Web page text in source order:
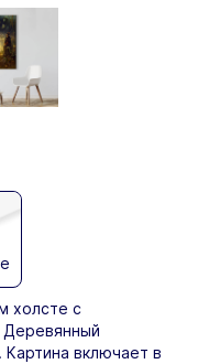
холсте с
Деревянный
включает в